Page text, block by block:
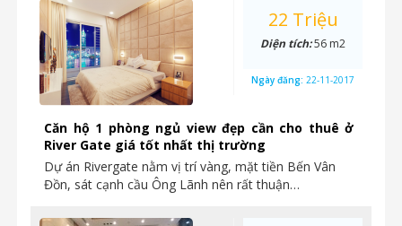
Căn hộ 1 phòng ngủ view đẹp cần cho thuê ở
River Gate giá tốt nhất thị trường
Dự án Rivergate nằm vị trí vàng, mặt tiền Bến Vân
Đồn, sát cạnh cầu Ông Lãnh nên rất thuận…
22 Triệu
Diện tích:56 m2
Ngày đăng: 22-11-2017